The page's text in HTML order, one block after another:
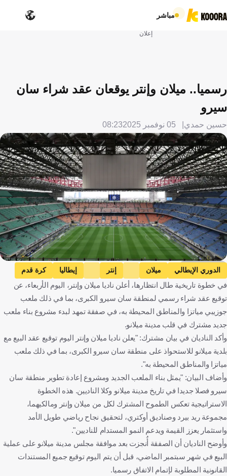
مباشر
إعلان
رسميا.. ميلان وإنتر يوقعان عقد شراء سان
سيرو
حسين حمدي 05 نوفمبر 2025 08:23
Getty Images
الدوري الإيطالي ميلان إنتر إيطاليا كرة قدم
في خطوة تاريخية طال انتظارها، أعلن ناديا ميلان وإنتر، اليوم الأربعاء، عن
توقيع عقد شراء رسمي لمنطقة سان سيرو الكبرى، بما في ذلك ملعب
جوزيبي مياتزا والمناطق المحيطة به، في صفقة تمهد لبدء مشروع بناء ملعب
جديد مشترك في قلب مدينة ميلانو.
وأكد الناديان في بيان مشترك: "يعلن ناديا ميلان وإنتر اليوم توقيع عقد البيع مع
بلدية ميلانو للاستحواذ على منطقة سان سيرو الكبرى، بما في ذلك ملعب
مياتزا والمناطق المحيطة به".
وأضاف البيان: "يمثل بناء الملعب الجديد ومشروع إعادة تطوير منطقة سان
سيرو فصلا جديدا في تاريخ مدينة ميلانو وكلا الناديين. هذه الخطوة
الاستراتيجية تعكس الطموح المشترك لكل من ميلان وإنتر ومالكيهما،
مجموعة ريد بيرد وصناديق أوكتري، لتحقيق نجاح رياضي طويل الأمد
واستثمار يعزز القيمة ويدعم النمو المستدام للناديين".
وأوضح الناديان أن الصفقة أُنجزت بعد موافقة مجلس مدينة ميلانو على عملية
البيع في شهر سبتمبر الماضي، قبل أن يتم اليوم توقيع جميع المستندات
القانونية المطلوبة لإتمام الاتفاق رسميا.